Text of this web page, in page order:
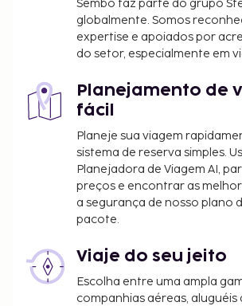
aplicáveis:
As taxas de limpeza variam
duração da estadia e a unidade
Incluímos todas as taxas que o
comunicou.
As crianças não pagam quando
quarto dos pais ou tutor,
existentes.
Disponibilização de opções de
numerário em todas as
Sembo faz parte do grupo
globalmente. Somos
expertise e apoiados por
do setor, especialmente em
Planejamento de
fácil
Planeje sua viagem
sistema de reserva simples.
Planejadora de Viagem AI,
preços e encontrar as
a segurança de nosso plano
pacote.
Viaje do seu jeito
Escolha entre uma ampla
companhias aéreas, aluguéis